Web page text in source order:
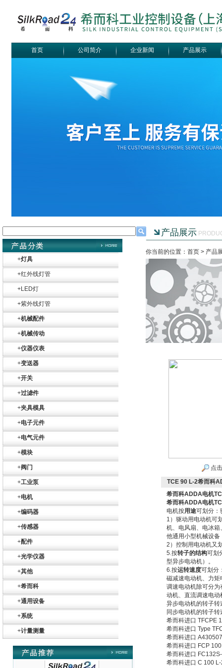
首页 公司简介 企业新闻 产品展示
+灯具
+红外线灯管
+LED灯
+紫外线灯管
+机械配件
+机械传动
+仪器仪表
+变送器
+开关
+过滤件
+夹具模具
+电子元件
+电气元件
+模块
+阀门
+工业泵
+电机
+编码器
+传感器
+配件
+光学仪器
+其他
+希而科
+通用设备
+系统
+计量测量
Belimo SF24A-
MFT
产品展示
你当前的位置：首页 > 产品
点
TCE 90 L-2希而科
希而科ADDA电机
希而科ADDA电机
电机按用途可划分：
1）驱动用电动机可
机、电风扇、电冰
他通用小型机械设
2）控制用电动机又
5.按转子的结构可划
型异步电动机）。
6.按运转速度可划分
磁减速电动机、力
调速电动机除可分
动机、直流调速电
异步电动机的转子
同步电动机的转子
希而科进口 TFCPE
希而科进口 Type
希而科进口
希而科进口 FCP
希而科进口
希而科进口 C 100